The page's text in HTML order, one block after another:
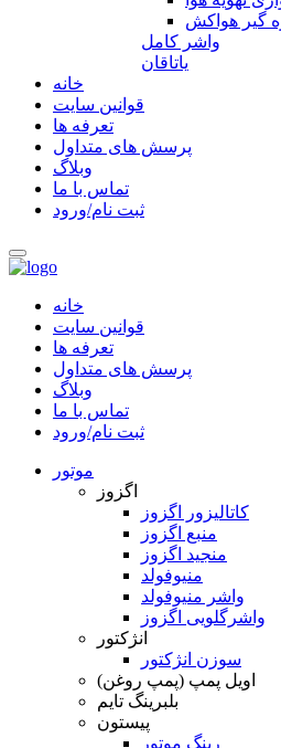
گیر هواکش
واشر کامل
یاتاقان
خانه
قوانین سایت
تعرفه ها
پرسش های متداول
وبلاگ
تماس با ما
ثبت نام/ورود
خانه
قوانین سایت
تعرفه ها
پرسش های متداول
وبلاگ
تماس با ما
ثبت نام/ورود
موتور
اگزوز
کاتالیزور اگزوز
منبع اگزوز
منجید اگزوز
منیوفولد
واشر منیوفولد
واشرگلویی اگزوز
انژکتور
سوزن انژکتور
اویل پمپ (پمپ روغن)
بلبرینگ تایم
پیستون
رینگ موتور